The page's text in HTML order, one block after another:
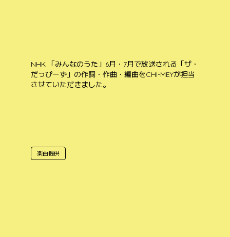
NHK 「みんなのうた」6月・7月で放送される「ザ・
だっぴーず」の作詞・作曲・編曲をCHI-MEYが担当
させていただきました。
楽曲提供